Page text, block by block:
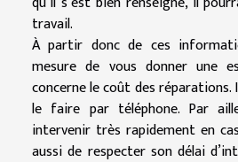
travail.
À partir donc de ces
mesure de vous donner une
concerne le coût des
le faire par téléphone. Par
intervenir très rapidement en
aussi de respecter son délai